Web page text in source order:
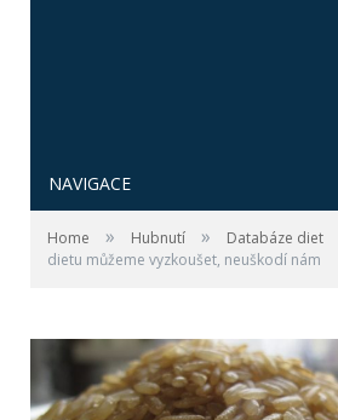
NAVIGACE
Home » Hubnutí » Databáze diet
dietu můžeme vyzkoušet, neuškodí nám